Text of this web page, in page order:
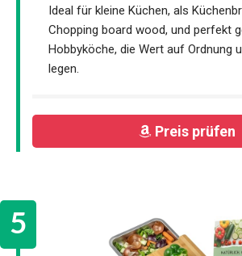
Ideal für kleine Küchen, als
Chopping board wood, und perfekt
Hobbyköche, die Wert auf Ordnung
legen.
Preis prüfen